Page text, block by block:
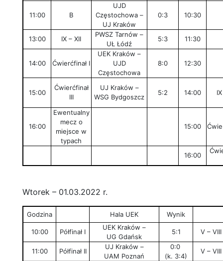
11:00 B
UJD
Częstochowa –
UJ Kraków
0:3 10:30
13:00 IX – XII
PWSZ Tarnów –
UŁ Łódź
5:3 11:30
14:00 Ćwierćfinał I
UEK Kraków –
UJD
Częstochowa
8:0 12:30
15:00
Ćwierćfinał
III
UJ Kraków –
WSG Bydgoszcz
5:2 14:00
16:00
Ewentualny
mecz o
miejsce w
typach
15:00
16:00
Wtorek – 01.03.2022 r.
Godzina Hala UEK Wynik
10:00 Półfinał I
UEK Kraków –
UG Gdańsk
5:1 V – VIII
11:00 Półfinał II
UJ Kraków –
UAM Poznań
0:0
(k. 3:4)
V – VIII